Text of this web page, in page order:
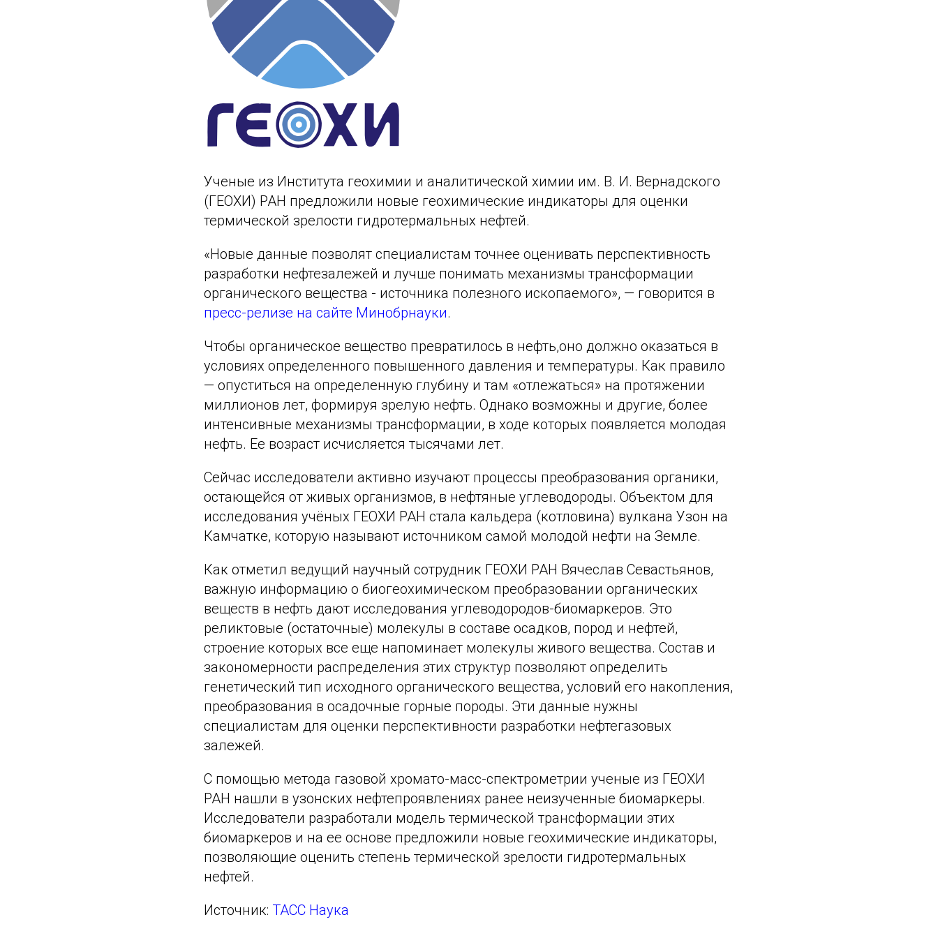
Ученые из Института геохимии и аналитической химии им. В. И. Вернадского
(ГЕОХИ) РАН предложили новые геохимические индикаторы для оценки
термической зрелости гидротермальных нефтей.
«Новые данные позволят специалистам точнее оценивать перспективность
разработки нефтезалежей и лучше понимать механизмы трансформации
органического вещества - источника полезного ископаемого», — говорится в
пресс-релизе на сайте Минобрнауки.
Чтобы органическое вещество превратилось в нефть,оно должно оказаться в
условиях определенного повышенного давления и температуры. Как правило
— опуститься на определенную глубину и там «отлежаться» на протяжении
миллионов лет, формируя зрелую нефть. Однако возможны и другие, более
интенсивные механизмы трансформации, в ходе которых появляется молодая
нефть. Ее возраст исчисляется тысячами лет.
Сейчас исследователи активно изучают процессы преобразования органики,
остающейся от живых организмов, в нефтяные углеводороды. Объектом для
исследования учёных ГЕОХИ РАН стала кальдера (котловина) вулкана Узон на
Камчатке, которую называют источником самой молодой нефти на Земле.
Как отметил ведущий научный сотрудник ГЕОХИ РАН Вячеслав Севастьянов,
важную информацию о биогеохимическом преобразовании органических
веществ в нефть дают исследования углеводородов-биомаркеров. Это
реликтовые (остаточные) молекулы в составе осадков, пород и нефтей,
строение которых все еще напоминает молекулы живого вещества. Состав и
закономерности распределения этих структур позволяют определить
генетический тип исходного органического вещества, условий его накопления,
преобразования в осадочные горные породы. Эти данные нужны
специалистам для оценки перспективности разработки нефтегазовых
залежей.
С помощью метода газовой хромато-масс-спектрометрии ученые из ГЕОХИ
РАН нашли в узонских нефтепроявлениях ранее неизученные биомаркеры.
Исследователи разработали модель термической трансформации этих
биомаркеров и на ее основе предложили новые геохимические индикаторы,
позволяющие оценить степень термической зрелости гидротермальных
нефтей.
Источник: ТАСС Наука